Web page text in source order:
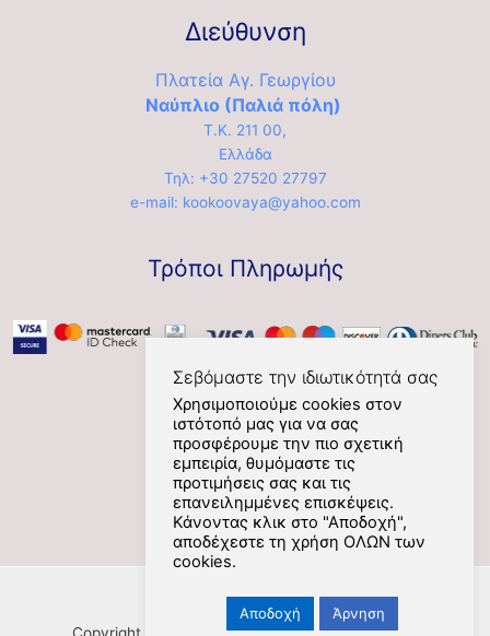
Διεύθυνση
Πλατεία Αγ. Γεωργίου
Ναύπλιο (Παλιά πόλη)
Τ.Κ. 211 00,
Ελλάδα
Τηλ: +30 27520 27797
e-mail: kookoovaya@yahoo.com
Τρόποι Πληρωμής
Social
Copyright [Nafplios] [2021] [kookoovaya.online] |
Σεβόμαστε την ιδιωτικότητά σας
Χρησιμοποιούμε cookies στον
ιστότοπό μας για να σας
προσφέρουμε την πιο σχετική
εμπειρία, θυμόμαστε τις
προτιμήσεις σας και τις
επανειλημμένες επισκέψεις.
Κάνοντας κλικ στο "Αποδοχή",
αποδέχεστε τη χρήση ΟΛΩΝ των
cookies.
Αποδοχή Άρνηση